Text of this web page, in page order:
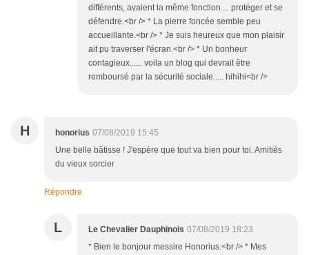
différents, avaient la même fonction.... protéger et se
défendre.<br /> * La pierre foncée semble peu
accueillante.<br /> * Je suis heureux que mon plaisir
ait pu traverser l'écran.<br /> * Un bonheur
contagieux...... voila un blog qui devrait être
remboursé par la sécurité sociale..... hihihi<br />
H honorius 07/08/2019 15:45
Une belle bâtisse ! J'espère que tout va bien pour toi. Amitiés
du vieux sorcier
Répondre
L Le Chevalier Dauphinois 07/08/2019 18:23
* Bien le bonjour messire Honorius.<br /> * Mes